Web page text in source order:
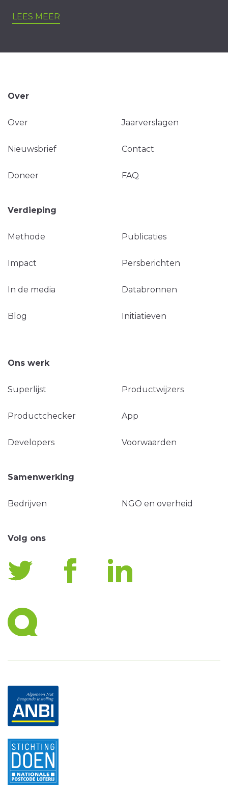
LEES MEER
Over
Over Jaarverslagen
Nieuwsbrief Contact
Doneer FAQ
Verdieping
Methode Publicaties
Impact Persberichten
In de media Databronnen
Blog Initiatieven
Ons werk
Superlijst Productwijzers
Productchecker App
Developers Voorwaarden
Samenwerking
Bedrijven NGO en overheid
Volg ons